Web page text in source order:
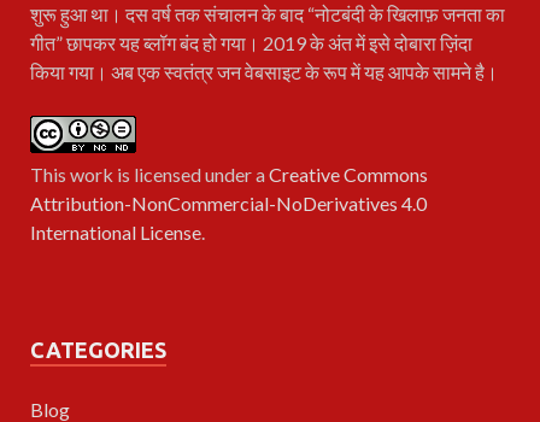
शुरू हुआ था। दस वर्ष तक संचालन के बाद “नोटबंदी के खिलाफ़ जनता का
गीत” छापकर यह ब्लॉग बंद हो गया। 2019 के अंत में इसे दोबारा ज़िंदा
किया गया। अब एक स्वतंत्र जन वेबसाइट के रूप में यह आपके सामने है।
This work is licensed under aCreative Commons
Attribution-NonCommercial-NoDerivatives 4.0
International License.
CATEGORIES
Blog